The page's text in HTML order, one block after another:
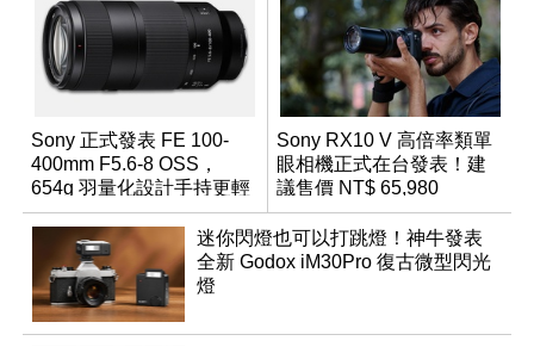
Sony 正式發表 FE 100-
400mm F5.6-8 OSS，
654g 羽量化設計手持更輕
鬆
Sony RX10 V 高倍率類單
眼相機正式在台發表！建
議售價 NT$ 65,980
迷你閃燈也可以打跳燈！神牛發表
全新 Godox iM30Pro 復古微型閃光
燈